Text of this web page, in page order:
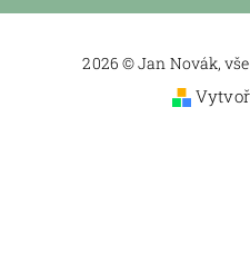
2026 © Jan Novák,